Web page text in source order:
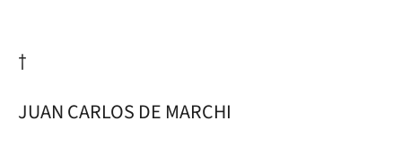
†
JUAN CARLOS DE MARCHI